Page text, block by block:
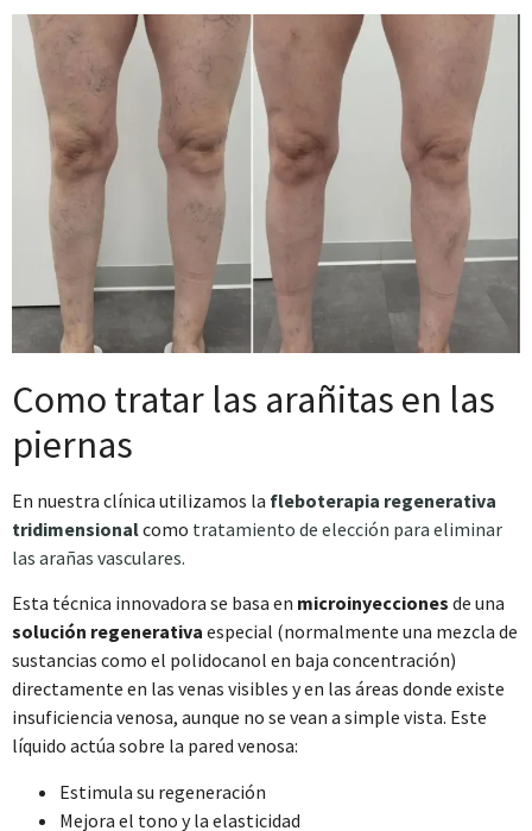
Consentimiento Detalles Acerca de las cookies
Esta página web usa cookies
Las cookies de este sitio web se usan para personalizar
el contenido y los anuncios, ofrecer funciones de redes
sociales y analizar el tráfico. Además, compartimos
información sobre el uso que haga del sitio web con
Como tratar las arañitas en las
piernas
En nuestra clínica utilizamos la fleboterapia regenerativa
tridimensionalcomo tratamiento de elección para eliminar
las arañas vasculares.
Esta técnica innovadora se basa en microinyecciones de una
solución regenerativa especial (normalmente una mezcla de
sustancias como el polidocanol en baja concentración)
directamente en las venas visibles y en las áreas donde existe
insuficiencia venosa, aunque no se vean a simple vista. Este
líquido actúa sobre la pared venosa:
Estimula su regeneración
Mejora el tono y la elasticidad